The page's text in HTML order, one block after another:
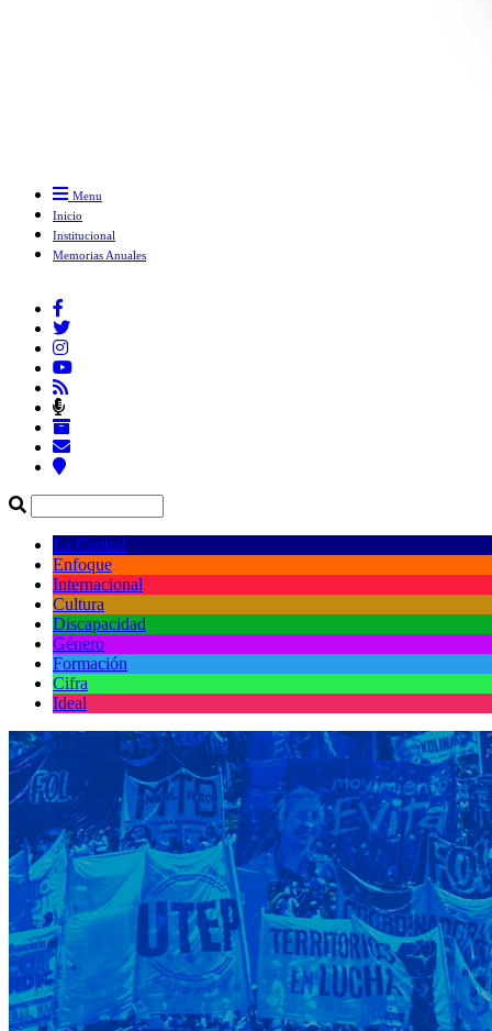
Menu
Inicio
Institucional
Memorias Anuales
La Central
Enfoque
Internacional
Cultura
Discapacidad
Género
Formación
Cifra
Ideal